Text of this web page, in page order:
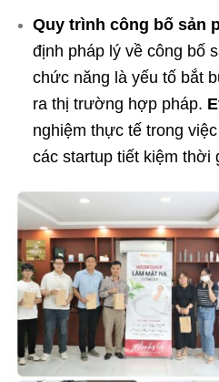
Quy trình công bố sản
định pháp lý về công bố
chức năng là yếu tố bắt
ra thị trường hợp pháp.
nghiệm thực tế trong
các startup tiết kiệm thời